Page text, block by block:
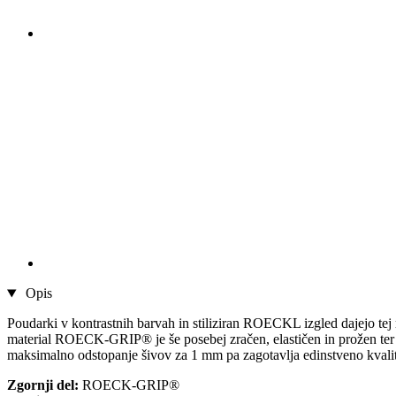
Opis
Poudarki v kontrastnih barvah in stiliziran ROECKL izgled dajejo
material ROECK-GRIP® je še posebej zračen, elastičen in prožen
maksimalno odstopanje šivov za 1 mm pa zagotavlja edinstveno
Zgornji del: ROECK-GRIP®